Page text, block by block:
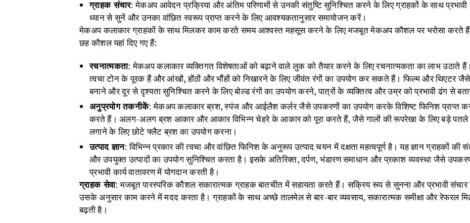
ग्राहक संचार: मेकअप आवेदन प्रक्रिया और अंतिम परिणामों से उनकी संतुष्टि सुनिश्चित करने के लिए ग्राहकों के साथ
ध्यान से सुनें और उनका वांछित स्वरूप प्राप्त करने के लिए आवश्यकतानुसार समायोजन करें।
मेकअप कलाकार ग्राहकों के साथ मिलकर काम करते समय आश्वस्त महसूस करने के लिए मजबूत मेकअप कौशल पर भरोसा करते
छह कौशल यहां दिए गए हैं:
रचनात्मकता: मेकअप कलाकार व्यक्तिगत विशेषताओं को बढ़ाने वाले लुक को तैयार करने के लिए रचनात्मकता का लाभ उठाते
त्वचा टोन के पूरक हैं और आंखों, होंठों और भौंहों को निखारने के लिए जीवंत रंगों का उपयोग कर सकते हैं। फिल्म और थिएटर जैसे
बनाने और दूर से दृश्यता सुनिश्चित करने के लिए बोल्ड रंगों का उपयोग करने, पात्रों के व्यक्तित्व और उम्र को प्रभावी ढंग से
अनुप्रयोग तकनीकें: मेकअप कलाकार ब्रश, स्पंज और आईलैश कर्लर जैसे उपकरणों का उपयोग करके विशिष्ट फिनिश प्राप्त
करते हैं। अलग-अलग ब्रश आकार और आकार विभिन्न चेहरे के आकार को पूरा करते हैं, जैसे गालों की रूपरेखा के लिए बड़े
लगाने के लिए छोटे फ्लैट ब्रश का उपयोग करना।
उत्पाद ज्ञान: विभिन्न प्रकार की त्वचा और वांछित फिनिश के अनुरूप उत्पाद चयन में दक्षता महत्वपूर्ण है। यह ज्ञान ग्राहकों
और उपयुक्त उत्पादों का उपयोग सुनिश्चित करता है। इसके अतिरिक्त, दर्पण, भंडारण समाधान और प्रकाश व्यवस्था जैसे
प्रभावी कार्य वातावरण में योगदान करती है।
ग्राहक सेवा: मजबूत पारस्परिक कौशल सकारात्मक ग्राहक बातचीत में सहायता करते हैं। सक्रिय रूप से सुनना और प्रभावी
उसके अनुसार काम करने में मदद करता है। ग्राहकों के साथ अच्छे तालमेल से बार-बार व्यवसाय, सकारात्मक समीक्षा और रेफरल
बढ़ती है।